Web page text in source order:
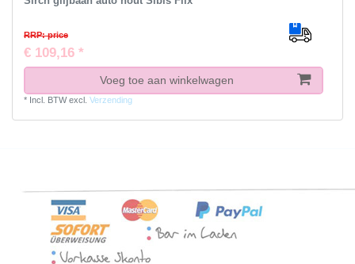
RRP: price
€ 109,16 *
Voeg toe aan winkelwagen
* Incl. BTWexcl. Verzending